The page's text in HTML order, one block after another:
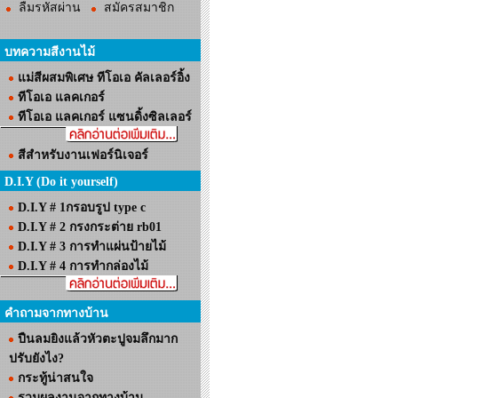
ลืมรหัสผ่าน สมัครสมาชิก
บทความสีงานไม้
แม่สีผสมพิเศษ ทีโอเอ คัลเลอร์อิ้ง
ทีโอเอ แลคเกอร์
ทีโอเอ แลคเกอร์ แซนดิ้งซิลเลอร์
สีสำหรับงานเฟอร์นิเจอร์
D.I.Y (Do it yourself)
D.I.Y # 1กรอบรูป type c
D.I.Y # 2 กรงกระต่าย rb01
D.I.Y # 3 การทำแผ่นป้ายไม้
D.I.Y # 4 การทำกล่องไม้
คำถามจากทางบ้าน
ปืนลมยิงแล้วหัวตะปูจมลึกมาก
ปรับยังไง?
กระทู้น่าสนใจ